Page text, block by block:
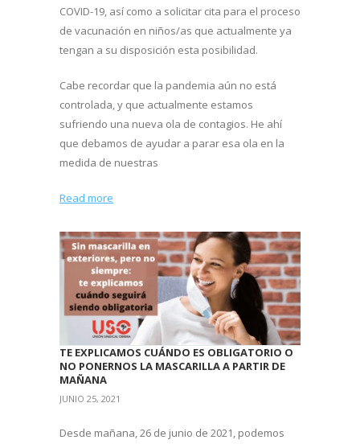
COVID-19, así como a solicitar cita para el proceso
de vacunación en niños/as que actualmente ya
tengan a su disposición esta posibilidad.
Cabe recordar que la pandemia aún no está
controlada, y que actualmente estamos
sufriendo una nueva ola de contagios. He ahí
que debamos de ayudar a parar esa ola en la
medida de nuestras
Read more
TE EXPLICAMOS CUÁNDO ES OBLIGATORIO O
NO PONERNOS LA MASCARILLA A PARTIR DE
MAÑANA
JUNIO 25, 2021
Desde mañana, 26 de junio de 2021, podemos